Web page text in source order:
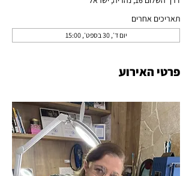
תאריכים אחרים
יום ד׳, 30 בספט׳, 15:00
פרטי האירוע